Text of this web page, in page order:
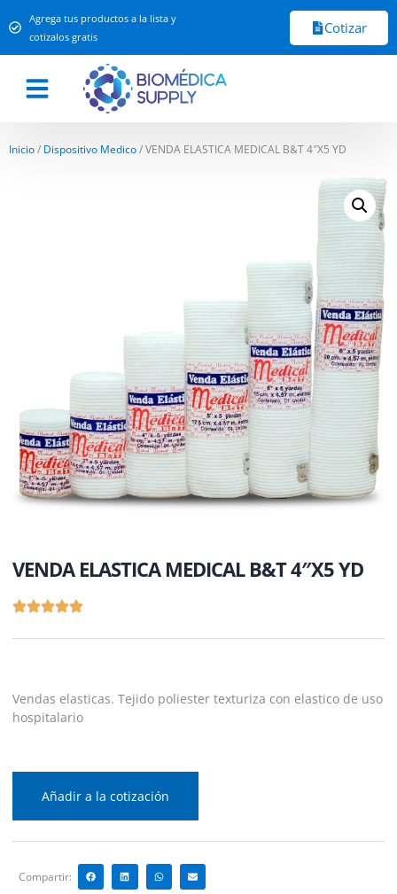
Agrega tus productos a la lista y
cotizalos gratis
Cotizar
Inicio/ Dispositivo Medico/ VENDA ELASTICA MEDICAL B&T 4″X5 YD
VENDA ELASTICA MEDICAL B&T 4″X5 YD
Vendas elasticas. Tejido poliester texturiza con elastico de uso
hospitalario
Añadir a la cotización
Compartir: